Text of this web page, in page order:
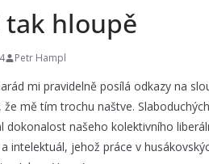
tak hloupě
Petr Hampl
mi pravidelně posílá odkazy na
mě tím trochu naštve.
dokonalost našeho kolektivního
intelektuál, jehož práce v